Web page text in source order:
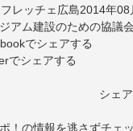
2014年08
アム建設のための協議
シェ
！の情報を逃さずチェッ